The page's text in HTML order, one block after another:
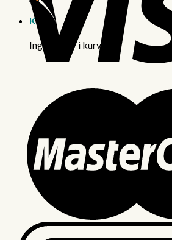
Kurv
Ingen varer i kurven.